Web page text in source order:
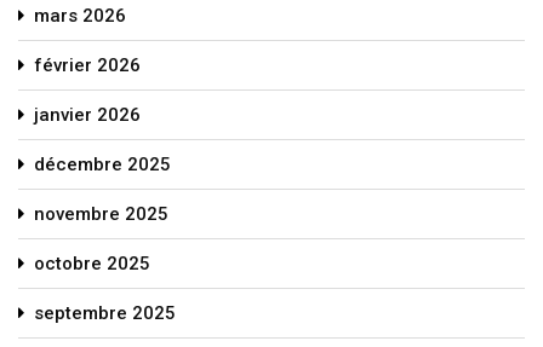
mars 2026
février 2026
janvier 2026
décembre 2025
novembre 2025
octobre 2025
septembre 2025